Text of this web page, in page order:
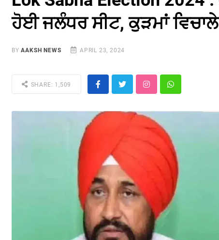
ਹੋਈ ਜਲੰਧਰ ਸੀਟ, ਕੁੜਮਾਂ
BYAAKSH NEWS APRIL 23, 2024
SHARE: 1,509